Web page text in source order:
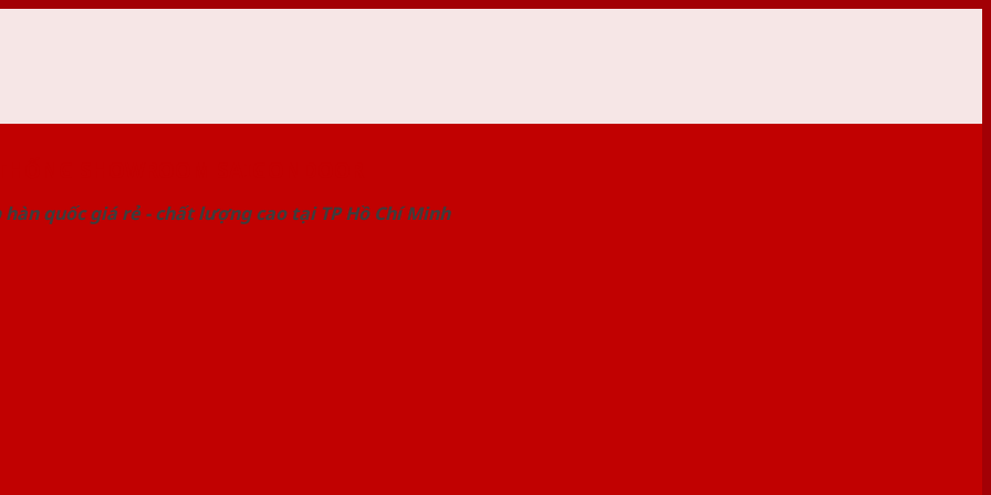
quốc giá rẻ - chất lượng cao tại TP Hồ Chí Minh